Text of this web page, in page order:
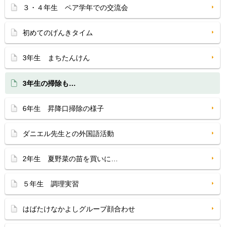
３・４年生 ペア学年での交流会
初めてのげんきタイム
3年生 まちたんけん
3年生の掃除も…
6年生 昇降口掃除の様子
ダニエル先生との外国語活動
2年生 夏野菜の苗を買いに…
５年生 調理実習
はばたけなかよしグループ顔合わせ